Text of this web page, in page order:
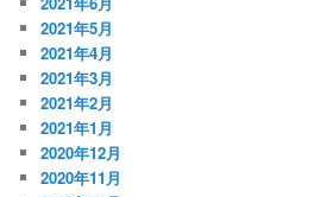
2021年5月
2021年4月
2021年3月
2021年2月
2021年1月
2020年12月
2020年11月